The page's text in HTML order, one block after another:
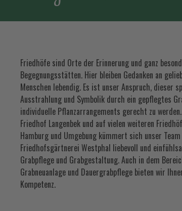
Friedhöfe sind Orte der Erinnerung und ganz
Begegnungsstätten. Hier bleiben Gedanken an
Menschen lebendig. Es ist unser Anspruch, dieser
Ausstrahlung und Symbolik durch ein gepflegtes
individuelle Pflanzarrangements gerecht zu
Friedhof Langenbek und auf vielen weiteren
Hamburg und Umgebung kümmert sich unser
Friedhofsgärtnerei Westphal liebevoll und
Grabpflege und Grabgestaltung. Auch in dem
Grabneuanlage und Dauergrabpflege bieten wir
Kompetenz.